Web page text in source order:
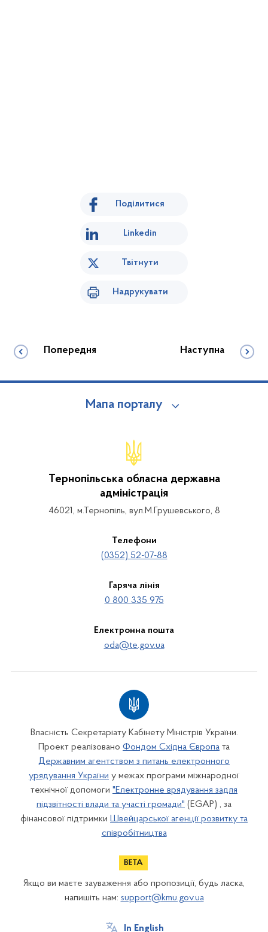
Поділитися
Linkedin
Твітнути
Надрукувати
Попередня Наступна
Мапа порталу
Тернопільська обласна державна
адміністрація
46021, м.Тернопіль, вул.М.Грушевського, 8
Телефони
(0352) 52-07-88
Гаряча лінія
0 800 335 975
Електронна пошта
oda@te.gov.ua
Власність Секретаріату Кабінету Міністрів України.
Проект реалізовано Фондом Східна Європа та
Державним агентством з питань електронного
урядування України у межах програми міжнародної
технічної допомоги "Електронне врядування задля
підзвітності влади та участі громади" (EGAP) , за
фінансової підтримки Швейцарської агенції розвитку та
співробітництва
Якщо ви маєте зауваження або пропозиції, будь ласка,
напишіть нам: support@kmu.gov.ua
In English